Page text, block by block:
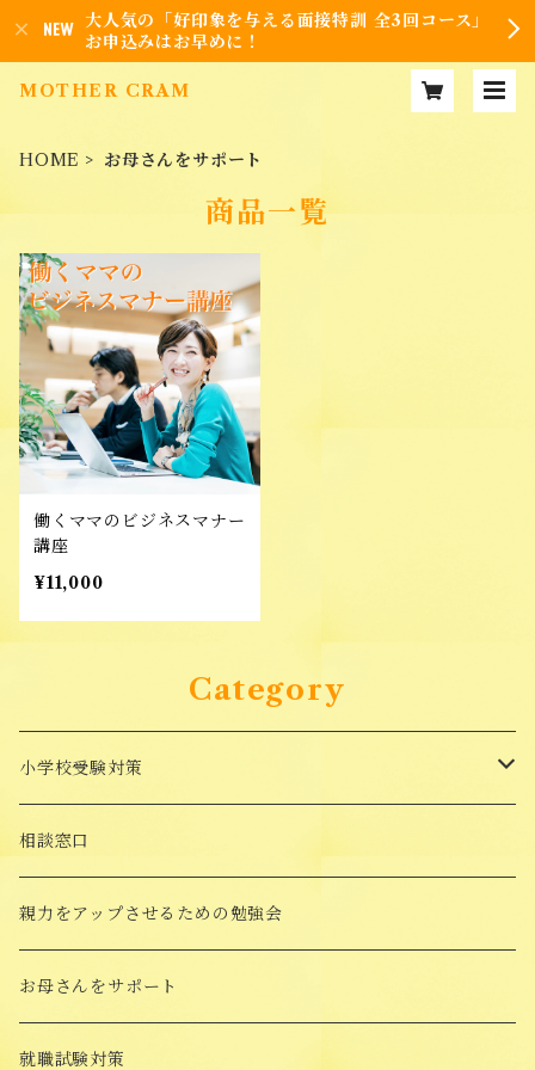
大人気の「好印象を与える面接特訓 全3回コース」
お申込みはお早めに！
MOTHER CRAM
HOME お母さんをサポート
商品一覧
働くママのビジネスマナー
講座
¥11,000
Category
小学校受験対策
面接対策講座
受験対策Goods
願書添削
願書の書き方講座
相談窓口
親力をアップさせるための勉強会
お母さんをサポート
就職試験対策